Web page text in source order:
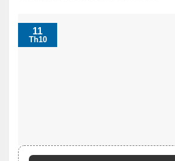
11
Th10